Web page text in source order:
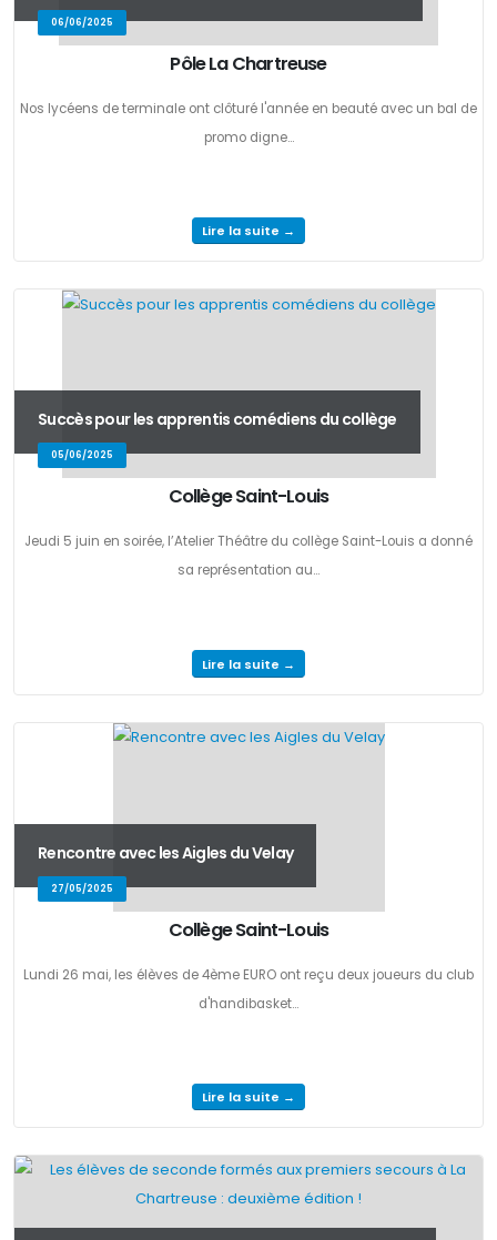
06/06/2025
Pôle La Chartreuse
Nos lycéens de terminale ont clôturé l'année en beauté avec un bal de
promo digne...
Lire la suite →
Succès pour les apprentis comédiens du collège
05/06/2025
Collège Saint-Louis
Jeudi 5 juin en soirée, l’Atelier Théâtre du collège Saint-Louis a donné
sa représentation au...
Lire la suite →
Rencontre avec les Aigles du Velay
27/05/2025
Collège Saint-Louis
Lundi 26 mai, les élèves de 4ème EURO ont reçu deux joueurs du club
d'handibasket...
Lire la suite →